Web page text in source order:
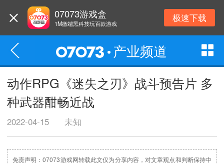
07073游戏盒
1M微端黑科技玩百款游戏 极速下载
产业频道
动作RPG《迷失之刃》战斗预告片 多
种武器酣畅近战
2022-04-15 未知
免责声明：07073游戏网转载此文仅为分享内容，对文章观点和判断保持中